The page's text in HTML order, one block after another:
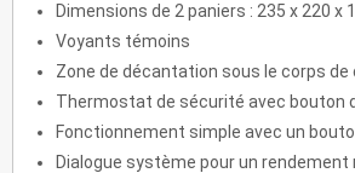
Dimensions de 2 paniers : 235 x 220 x
Voyants témoins
Zone de décantation sous le corps
Thermostat de sécurité avec bouton
Fonctionnement simple avec un
Dialogue système pour un rendement